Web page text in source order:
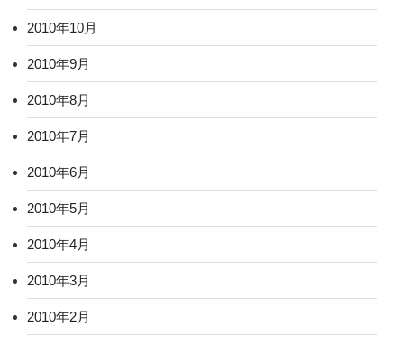
2010年10月
2010年9月
2010年8月
2010年7月
2010年6月
2010年5月
2010年4月
2010年3月
2010年2月